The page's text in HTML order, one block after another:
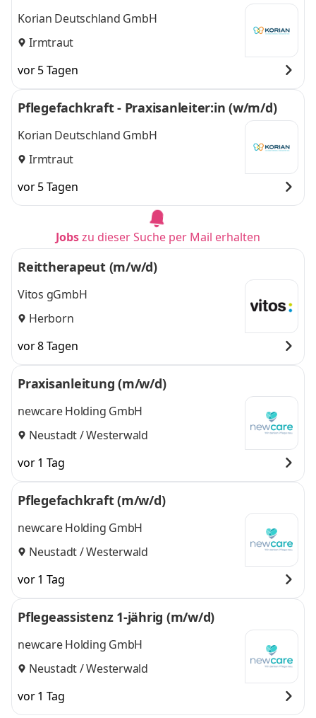
Korian Deutschland GmbH
Irmtraut
vor 5 Tagen
Pflegefachkraft - Praxisanleiter:in (w/m/d)
Korian Deutschland GmbH
Irmtraut
vor 5 Tagen
Jobszu dieser Suche per Mail erhalten
Reittherapeut (m/w/d)
Vitos gGmbH
Herborn
vor 8 Tagen
Praxisanleitung (m/w/d)
newcare Holding GmbH
Neustadt / Westerwald
vor 1 Tag
Pflegefachkraft (m/w/d)
newcare Holding GmbH
Neustadt / Westerwald
vor 1 Tag
Pflegeassistenz 1-jährig (m/w/d)
newcare Holding GmbH
Neustadt / Westerwald
vor 1 Tag